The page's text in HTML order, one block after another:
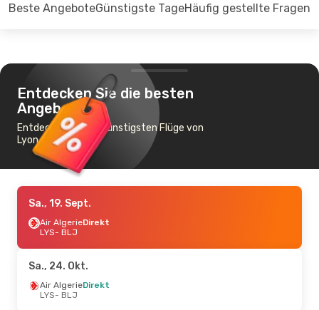
Beste AngeboteGünstigste TageHäufig gestellte Fragen
Entdecken Sie die besten
Angebote
Entdecken Sie die günstigsten Flüge von
Lyon nach Batna
Sa., 19. Sept.
Air AlgerieDirekt
LYS- BLJ
Sa., 24. Okt.
Air AlgerieDirekt
LYS- BLJ